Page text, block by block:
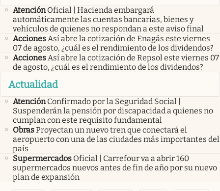
Atención Oficial | Hacienda embargará
automáticamente las cuentas bancarias, bienes y
vehículos de quienes no respondan a este aviso final
AccionesAsí abre la cotización de Enagás este viernes
07 de agosto, ¿cuál es el rendimiento de los dividendos?
AccionesAsí abre la cotización de Repsol este viernes 07
de agosto, ¿cuál es el rendimiento de los dividendos?
Actualidad
Atención Confirmado por la Seguridad Social |
Suspenderán la pensión por discapacidad a quienes no
cumplan con este requisito fundamental
ObrasProyectan un nuevo tren que conectará el
aeropuerto con una de las ciudades más importantes del
país
Supermercados Oficial | Carrefour va a abrir 160
supermercados nuevos antes de fin de año por su nuevo
plan de expansión